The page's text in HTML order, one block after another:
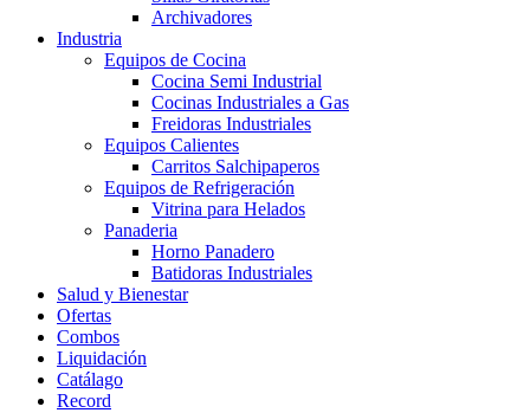
Archivadores
Industria
Equipos de Cocina
Cocina Semi Industrial
Cocinas Industriales a Gas
Freidoras Industriales
Equipos Calientes
Carritos Salchipaperos
Equipos de Refrigeración
Vitrina para Helados
Panaderia
Horno Panadero
Batidoras Industriales
Salud y Bienestar
Ofertas
Combos
Liquidación
Catálago
Record